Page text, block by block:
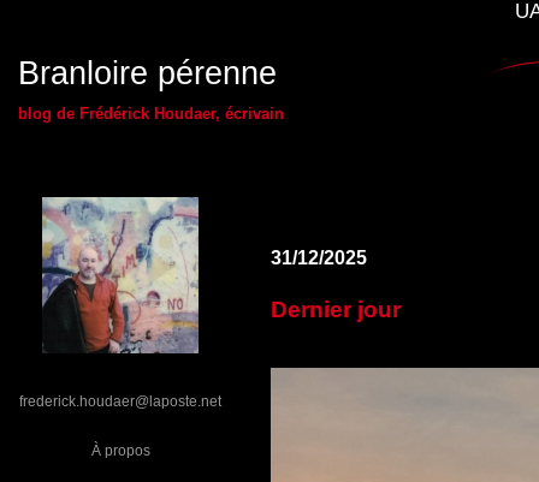
Branloire pérenne
blog de Frédérick Houdaer, écrivain
frederick.houdaer@laposte.net
À propos
31/12/2025
Dernier jour